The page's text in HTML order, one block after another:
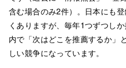
含む場合のみ2件）。日本にも
くありますが、毎年1つずつし
内で「次はどこを推薦するか」
しい競争になっています。